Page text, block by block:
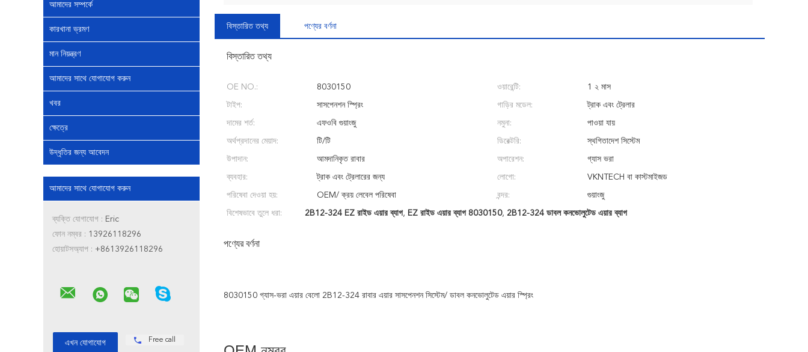
আমাদের সম্পর্কে
কারখানা ভ্রমণ
মান নিয়ন্ত্রণ
আমাদের সাথে যোগাযোগ করুন
খবর
ক্ষেত্রে
উদ্ধৃতির জন্য আবেদন
আমাদের সাথে যোগাযোগ করুন
ব্যক্তি যোগাযোগ : Eric
ফোন নম্বর : 13926118296
হোয়াটসঅ্যাপ : +8613926118296
Free call
বিস্তারিত তথ্য পণ্যের বর্ণনা
বিস্তারিত তথ্য
OE NO.: 8030150 ওয়ারেন্টি: 1 ২ মাস
টাইপ: সাসপেনশন স্প্রিং গাড়ির মডেল: ট্রাক এবং ট্রেলার
দামের শর্ত: এফওবি গুয়াংজু নমুনা: পাওয়া যায়
অর্থপ্রদানের মেয়াদ: টি/টি ডিরেক্টরি: স্থগিতাদেশ সিস্টেম
উপাদান: আমদানিকৃত রাবার অপারেশন: গ্যাস ভরা
ব্যবহার: ট্রাক এবং ট্রেলারের জন্য লোগো: VKNTECH বা কাস্টমাইজড
পরিষেবা দেওয়া হয়: OEM/ ক্রয় লেবেল পরিষেবা বন্দর: গুয়াংজু
বিশেষভাবে তুলে ধরা: 2B12-324 EZ রাইড এয়ার ব্যাগ, EZ রাইড এয়ার ব্যাগ 8030150, 2B12-324 ডাবল কনভোলুটেড এয়ার ব্যাগ
পণ্যের বর্ণনা
8030150 গ্যাস-ভরা এয়ার বেলো 2B12-324 রাবার এয়ার সাসপেনশন সিস্টেম/ ডাবল কনভোলুটেড এয়ার স্প্রিং